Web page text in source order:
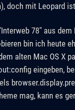
doch mit Leopard
78" aus dem
bin ich heute
alten Mac OS X
eingeben,
mag, kann es